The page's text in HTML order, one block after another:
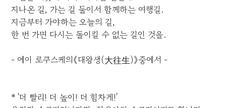
지나온 길, 가는 길 둘이서 함께하는 여행길.
지금부터 가야하는 오늘의 길,
한 번 가면 다시는 돌이킬 수 없는 길인 것을.
- 에이 로쿠스케의《대왕생(大往生)》중에서 -
* '더 빨리! 더 높이! 더 힘차게!'